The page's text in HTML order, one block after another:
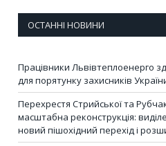
ОСТАННІ НОВИНИ
Працівники Львівтеплоенерго
для порятунку захисників
Перехрестя Стрийської та
масштабна реконструкція:
новий пішохідний перехід і